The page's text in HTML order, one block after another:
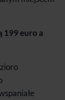
199 euro a